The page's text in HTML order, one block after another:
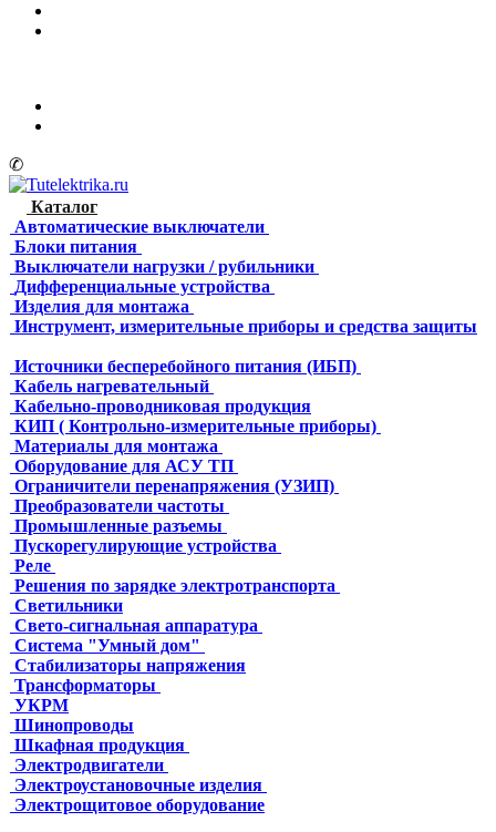
✆
Каталог
Автоматические выключатели
Блоки питания
Выключатели нагрузки / рубильники
Дифференциальные устройства
Изделия для монтажа
Инструмент, измерительные приборы и средства защиты
Источники бесперебойного питания (ИБП)
Кабель нагревательный
Кабельно-проводниковая продукция
КИП ( Контрольно-измерительные приборы)
Материалы для монтажа
Оборудование для АСУ ТП
Ограничители перенапряжения (УЗИП)
Преобразователи частоты
Промышленные разъемы
Пускорегулирующие устройства
Реле
Решения по зарядке электротранспорта
Светильники
Свето-сигнальная аппаратура
Система "Умный дом"
Стабилизаторы напряжения
Трансформаторы
УКРМ
Шинопроводы
Шкафная продукция
Электродвигатели
Электроустановочные изделия
Электрощитовое оборудование